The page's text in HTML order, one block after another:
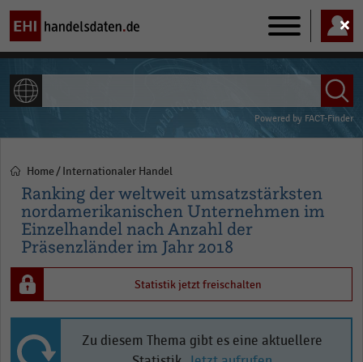
Main
navigation
Powered by FACT-Finder
Pfadnavigation
Home Internationaler Handel
Ranking der weltweit umsatzstärksten
nordamerikanischen Unternehmen im
Einzelhandel nach Anzahl der
Präsenzländer im Jahr 2018
Statistik jetzt freischalten
Zu diesem Thema gibt es eine aktuellere